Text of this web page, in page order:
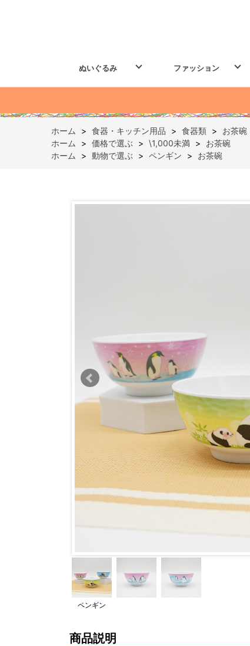
ぬいぐるみ ファッション
ホーム > 食器・キッチン用品 > 食器類 >
お茶碗
ホーム
> 価格で選ぶ > \1,000未満 >
お茶碗
ホーム
> 動物で選ぶ > ペンギン > お茶碗
ペンギン
商品説明